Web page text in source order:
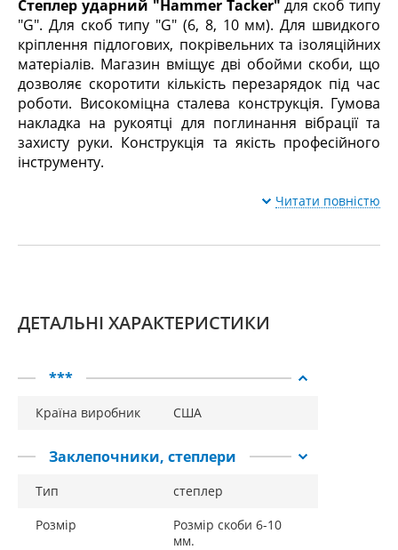
Степлер ударний "Hammer Tacker" для скоб типу
"G". Для скоб типу "G" (6, 8, 10 мм). Для швидкого
кріплення підлогових, покрівельних та ізоляційних
матеріалів. Магазин вміщує дві обойми скоби, що
дозволяє скоротити кількість перезарядок під час
роботи. Високоміцна сталева конструкція. Гумова
накладка на рукоятці для поглинання вібрації та
захисту руки. Конструкція та якість професійного
інструменту.
Читати повністю
ДЕТАЛЬНІ ХАРАКТЕРИСТИКИ
***
Країна виробник США
Заклепочники, степлери
Тип
степлер
Розмір
Розмір скоби 6-10
мм.